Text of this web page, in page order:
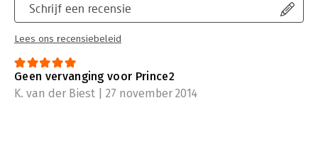
Schrijf een recensie
Lees ons recensiebeleid
Geen vervanging voor Prince2
K. van der Biest | 27 november 2014